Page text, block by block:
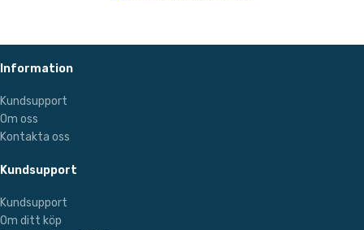
Information
Kundsupport
Om oss
Kontakta oss
Kundsupport
Kundsupport
Om ditt köp